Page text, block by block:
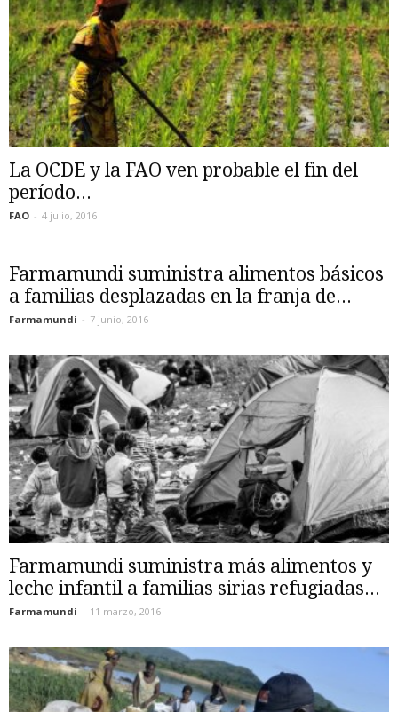
La OCDE y la FAO ven probable el fin del
período...
FAO - 4 julio, 2016
Farmamundi suministra alimentos básicos
a familias desplazadas en la franja de...
Farmamundi - 7 junio, 2016
Farmamundi suministra más alimentos y
leche infantil a familias sirias refugiadas...
Farmamundi - 11 marzo, 2016